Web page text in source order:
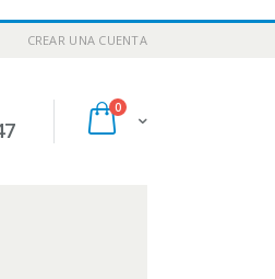
CREAR UNA CUENTA
Cart
0artículos